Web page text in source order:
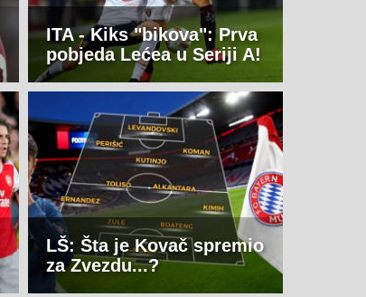
ITA - Kiks "bikova": Prva
pobjeda Lećea u Seriji A!
LŠ: Šta je Kovač spremio
za Zvezdu...?